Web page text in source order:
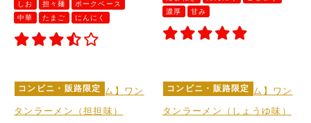
しお 担々麺
ポークベース
中華
たまご にんにく
濃厚
甘み
コンビニ・販路限定 コンビニ・販路限定